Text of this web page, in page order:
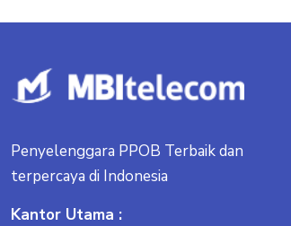
Penyelenggara PPOB Terbaik dan
terpercaya di Indonesia
Kantor Utama :